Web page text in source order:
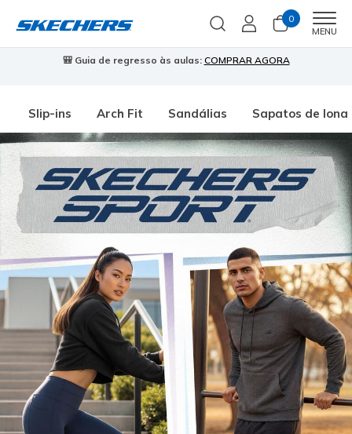
0
MENU
🎒 Guia de regresso às aulas: COMPRAR AGORA
Slip-ins Arch Fit Sandálias Sapatos de lona